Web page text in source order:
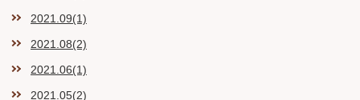
2021.09(1)
2021.08(2)
2021.06(1)
2021.05(2)